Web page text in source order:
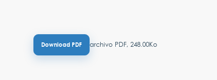
Download PDF archivo PDF, 248.00Ko